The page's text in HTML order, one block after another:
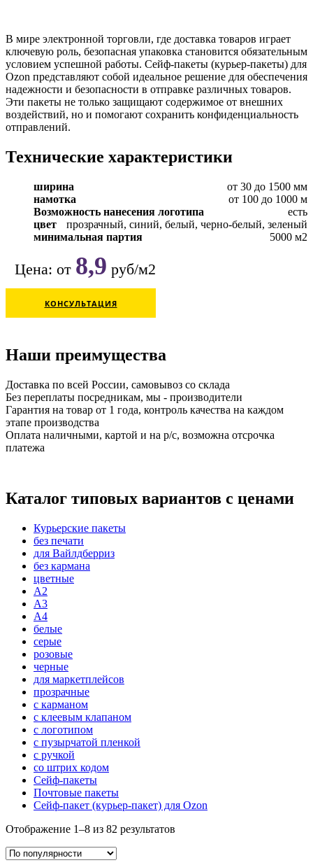
В мире электронной торговли, где доставка товаров играет
ключевую роль, безопасная упаковка становится обязательным
условием успешной работы. Сейф-пакеты (курьер-пакеты) для
Ozon представляют собой идеальное решение для обеспечения
надежности и безопасности в отправке различных товаров.
Эти пакеты не только защищают содержимое от внешних
воздействий, но и помогают сохранить конфиденциальность
отправлений.
Технические характеристики
ширина
от 30 до 1500 мм
намотка
от 100 до 1000 м
Возможность нанесения логотипа
есть
цвет
прозрачный, синий, белый, черно-белый, зеленый
минимальная партия
5000 м2
Цена: от 8,9 руб/м2
КОНСУЛЬТАЦИЯ
Наши преимущества
Доставка по всей России, самовывоз со склада
Без переплаты посредникам, мы - производители
Гарантия на товар от 1 года, контроль качества на каждом
этапе производства
Оплата наличными, картой и на р/с, возможна отсрочка
платежа
Каталог типовых вариантов с ценами
Курьерские пакеты
без печати
для Вайлдберриз
без кармана
цветные
А2
А3
A4
белые
серые
розовые
черные
для маркетплейсов
прозрачные
с карманом
с клеевым клапаном
с логотипом
с пузырчатой пленкой
с ручкой
со штрих кодом
Сейф-пакеты
Почтовые пакеты
Сейф-пакет (курьер-пакет) для Ozon
Отображение 1–8 из 82 результатов